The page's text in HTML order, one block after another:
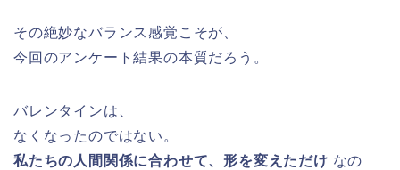
その絶妙なバランス感覚こそが、
今回のアンケート結果の本質だろう。
バレンタインは、
なくなったのではない。
私たちの人間関係に合わせて、形を変えただけ なの